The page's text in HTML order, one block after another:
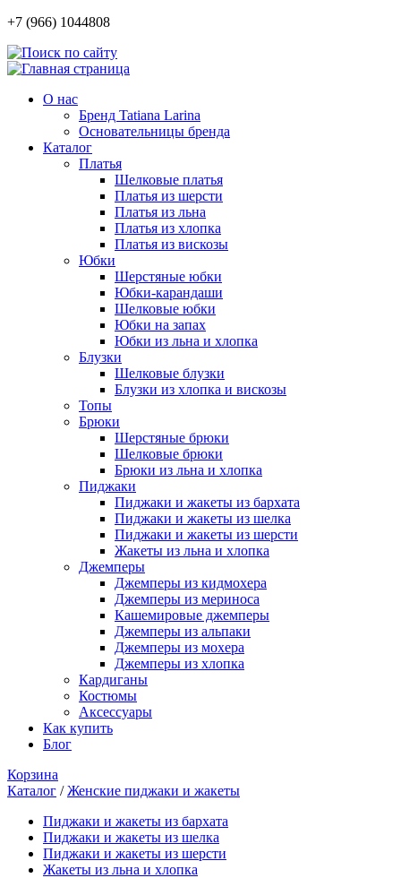
+7 (966) 1044808
О нас
Бренд Tatiana Larina
Основательницы бренда
Каталог
Платья
Шелковые платья
Платья из шерсти
Платья из льна
Платья из хлопка
Платья из вискозы
Юбки
Шерстяные юбки
Юбки-карандаши
Шелковые юбки
Юбки на запах
Юбки из льна и хлопка
Блузки
Шелковые блузки
Блузки из хлопка и вискозы
Топы
Брюки
Шерстяные брюки
Шелковые брюки
Брюки из льна и хлопка
Пиджаки
Пиджаки и жакеты из бархата
Пиджаки и жакеты из шелка
Пиджаки и жакеты из шерсти
Жакеты из льна и хлопка
Джемперы
Джемперы из кидмохера
Джемперы из мериноса
Кашемировые джемперы
Джемперы из альпаки
Джемперы из мохера
Джемперы из хлопка
Кардиганы
Костюмы
Аксессуары
Как купить
Блог
Корзина
Вы здесь
Каталог / Женские пиджаки и жакеты
Пиджаки и жакеты из бархата
Пиджаки и жакеты из шелка
Пиджаки и жакеты из шерсти
Жакеты из льна и хлопка